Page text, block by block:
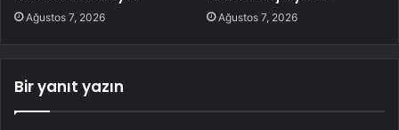
Ağustos 7, 2026 Ağustos 7, 2026
Bir yanıt yazın